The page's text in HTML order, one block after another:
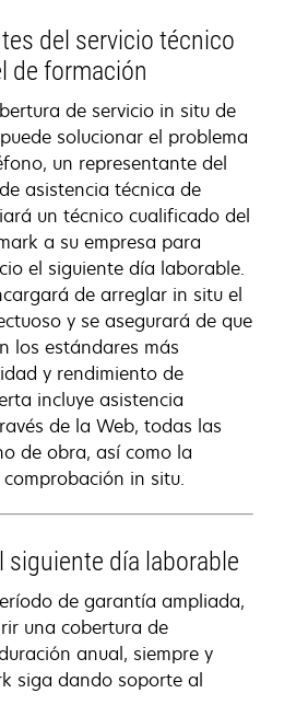
del servicio técnico
de formación
de servicio in situ de
solucionar el problema
un representante del
asistencia técnica de
un técnico cualificado del
a su empresa para
el siguiente día laborable.
de arreglar in situ el
y se asegurará de que
los estándares más
y rendimiento de
incluye asistencia
de la Web, todas las
de obra, así como la
in situ.
siguiente día laborable
de garantía ampliada,
una cobertura de
anual, siempre y
siga dando soporte al